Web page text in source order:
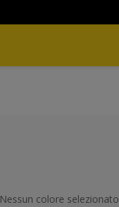
Nessun colore selezionato